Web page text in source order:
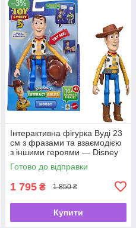
–3%
Інтерактивна фігурка Вуді 23
см з фразами та взаємодією
з іншими героями — Disney
Pixar Toy Story 5 Interactables
від Mattel 🤠✨
Готово до відправки
1 795 ₴ 1 850 ₴
Купити